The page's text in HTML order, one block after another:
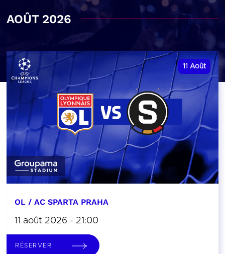
AOÛT 2026
11 Août
OL / AC SPARTA PRAHA
11 août 2026 - 21:00
RÉSERVER